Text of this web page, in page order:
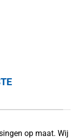
op maat. Wij